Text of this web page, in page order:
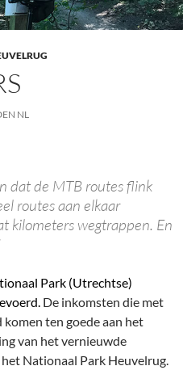
NL
dat de MTB routes flink
routes aan elkaar
kilometers wegtrappen. En
Park (Utrechtse)
De inkomsten die met
ten goede aan het
van het vernieuwde
Nationaal Park Heuvelrug.